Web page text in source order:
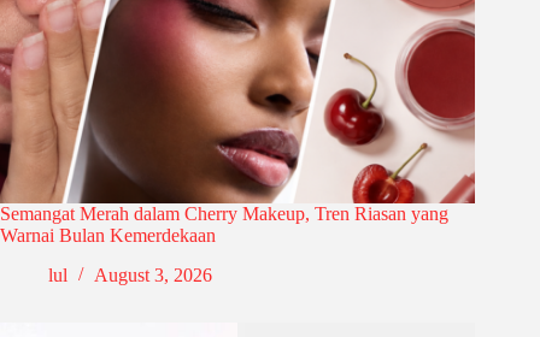
Semangat Merah dalam Cherry Makeup, Tren Riasan yang
Warnai Bulan Kemerdekaan
lul
August 3, 2026